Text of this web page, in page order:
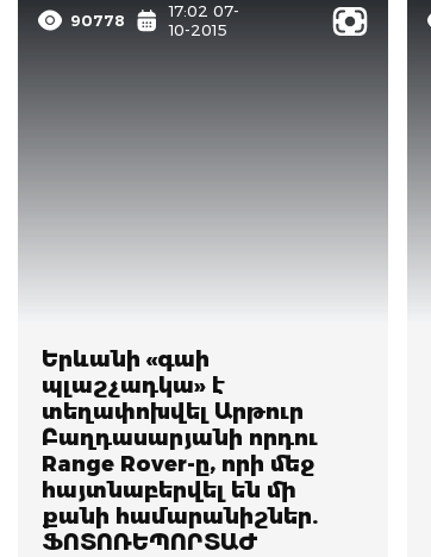
90778
17:02 07-
10-2015
Երևանի «գաի
պլաշչադկա» է
տեղափոխվել Արթուր
Բաղդասարյանի որդու
Range Rover-ը, որի մեջ
հայտնաբերվել են մի
քանի համարանիշներ.
ՖՈՏՈՌԵՊՈՐՏԱԺ